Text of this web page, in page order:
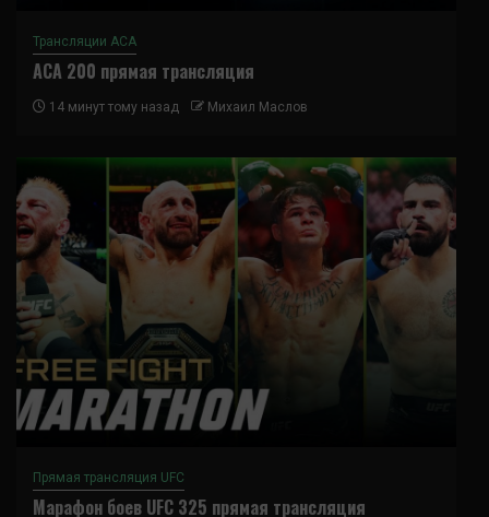
Трансляции ACA
ACA 200 прямая трансляция
14 минут тому назад Михаил Маслов
Прямая трансляция UFC
Марафон боев UFC 325 прямая трансляция